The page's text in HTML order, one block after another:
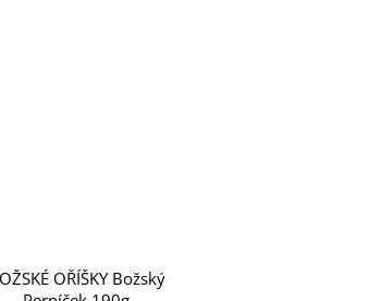
OŘÍŠKY Božský